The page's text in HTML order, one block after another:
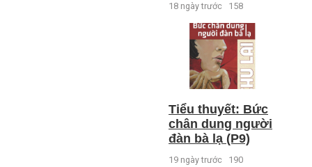
18 ngày trước 158
Tiểu thuyết: Bức
chân dung người
đàn bà lạ (P9)
19 ngày trước 190